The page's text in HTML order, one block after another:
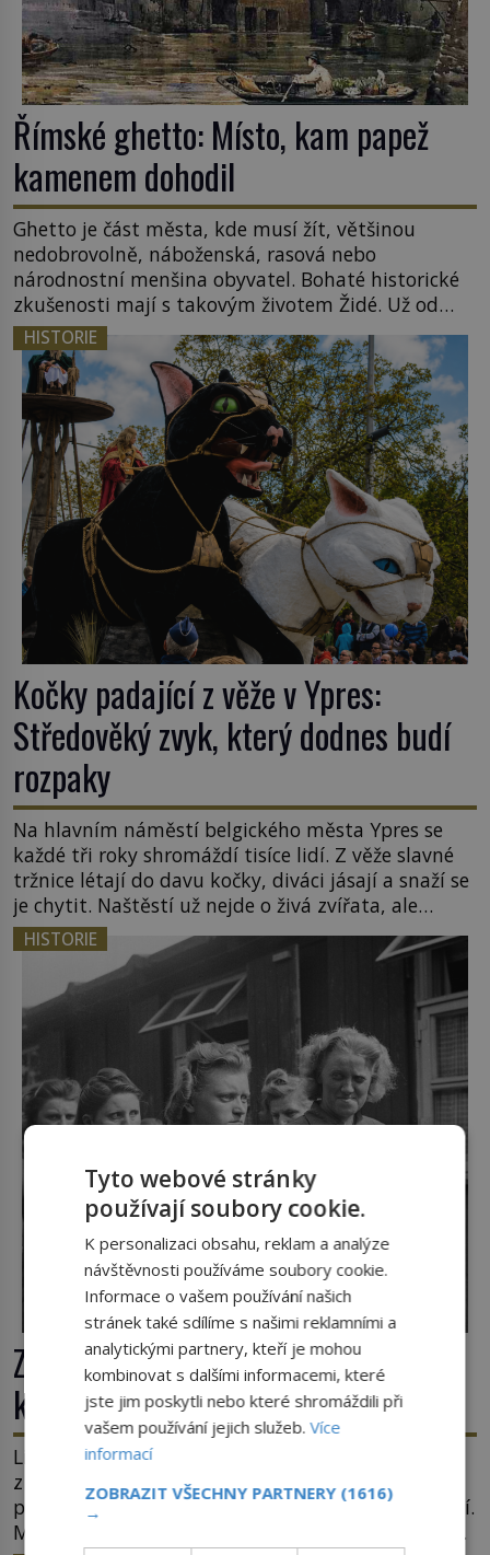
Římské ghetto: Místo, kam papež
kamenem dohodil
Ghetto je část města, kde musí žít, většinou
nedobrovolně, náboženská, rasová nebo
národnostní menšina obyvatel. Bohaté historické
zkušenosti mají s takovým životem Židé. Už od
středověku jsou totiž v každou chvíli nuceni v
nějakém žít. Mezi ty nejslavnější patří i římské
ghetto založené v roce 1555. Pokud jde o vztah
k Židům, nemá se Řím čím chlubit. […]
HISTORIE
Kočky padající z věže v Ypres:
Středověký zvyk, který dodnes budí
rozpaky
Na hlavním náměstí belgického města Ypres se
každé tři roky shromáždí tisíce lidí. Z věže slavné
tržnice létají do davu kočky, diváci jásají a snaží se
je chytit. Naštěstí už nejde o živá zvířata, ale
jenom o plyšové suvenýry. Kdysi to ale bylo jinak.
Tato veselá podívaná připomíná jeden z
nejpodivnějších a zároveň nejkrutějších zvyků […]
HISTORIE
Zlo v sukni. Tři nejhorší bachařky z
koncentračních táborů
Lidé s bezduchými výrazy ve tvářích se plahočí
z vagónů směrem k bráně tábora. Jedna z žen
pohlédne přímo na dozorkyni a jejich oči se setkají.
Místo soucitu však přichází gesto, které nebožačku
Tyto webové stránky
používají soubory cookie.
K personalizaci obsahu, reklam a analýze
návštěvnosti používáme soubory cookie.
Informace o vašem používání našich
stránek také sdílíme s našimi reklamními a
analytickými partnery, kteří je mohou
kombinovat s dalšími informacemi, které
jste jim poskytli nebo které shromáždili při
vašem používání jejich služeb.Více
informací
ZOBRAZIT VŠECHNY PARTNERY (1616)
→